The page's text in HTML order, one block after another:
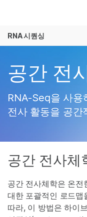
솔루션
회사
지원
RNA 시퀀싱
공간 전
RNA-Seq을 사용
전사 활동을 공간
공간 전사체
공간 전사체학은 온
대한 포괄적인 로드맵
따라, 이 방법은 하이
보다 관련성이
있습니다. 주요
암 연구
미생물학 연구
복합 질환 연구